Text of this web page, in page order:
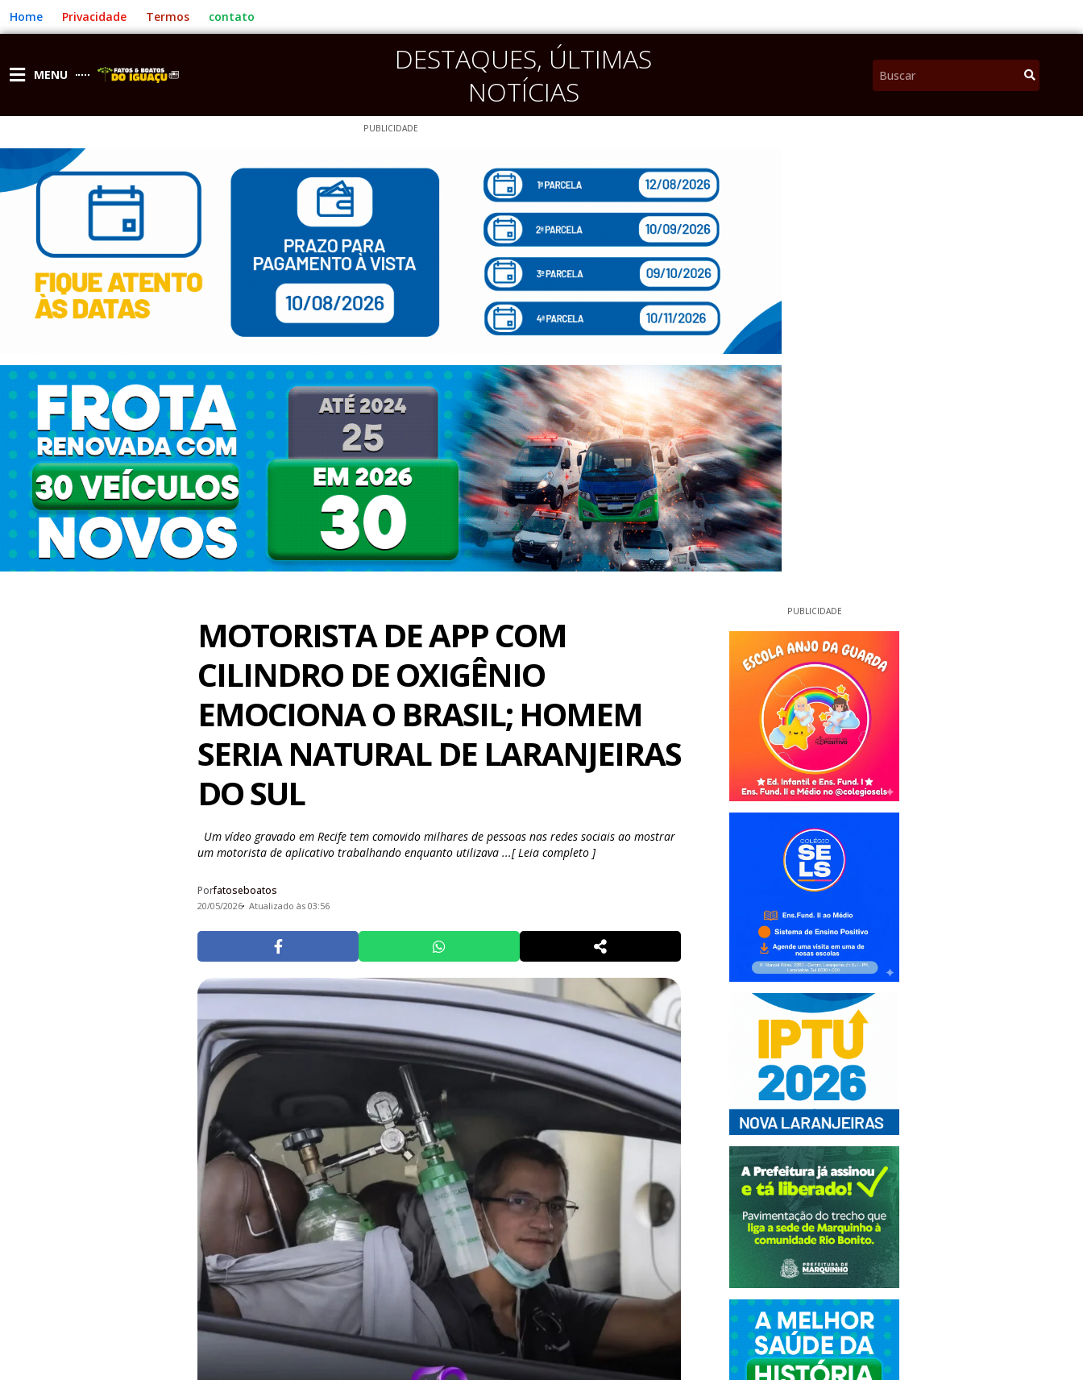
para
o
Home Privacidade Termos contato
MENU DESTAQUES, ÚLTIMAS
NOTÍCIAS
Pesquisar
PUBLICIDADE
MOTORISTA DE APP COM
CILINDRO DE OXIGÊNIO
EMOCIONA O BRASIL; HOMEM
SERIA NATURAL DE LARANJEIRAS
DO SUL
Um vídeo gravado em Recife tem comovido milhares de pessoas nas redes sociais ao mostrar
um motorista de aplicativo trabalhando enquanto utilizava ...[ Leia completo ]
Porfatoseboatos
20/05/2026 Atualizado às 03:56
PUBLICIDADE